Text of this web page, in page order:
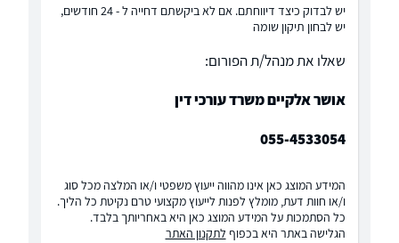
יש לבדוק כיצד דיווחתם. אם לא ביקשתם דחייה ל - 24 חודשים,
יש לבחון תיקון שומה
שאלו את מנהל/ת הפורום:
אושר אלקיים משרד עורכי דין
055-4533054
המידע המוצג כאן אינו מהווה ייעוץ משפטי ו/או המלצה מכל סוג
ו/או חוות דעת, מומלץ לפנות לייעוץ מקצועי טרם נקיטת כל הליך.
כל הסתמכות על המידע המוצג כאן היא באחריותך בלבד.
הגלישה באתר היא בכפוף לתקנון האתר